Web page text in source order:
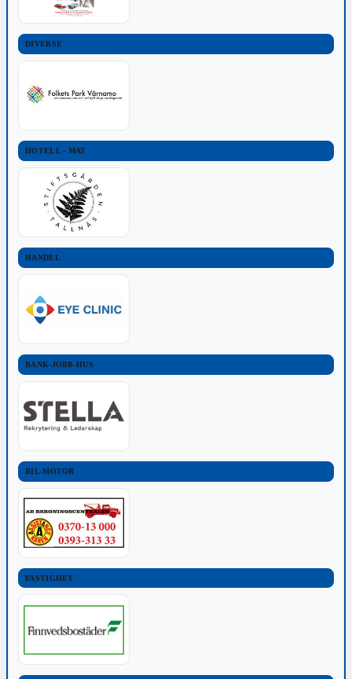
DIVERSE
HOTELL - MAT
HANDEL
BANK-JOBB-HUS
BIL-MOTOR
FASTIGHET